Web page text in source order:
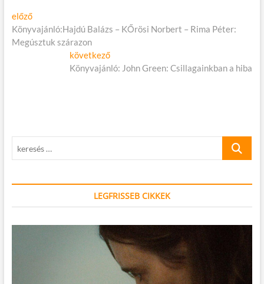
Bejegyzés
navigáció
előzőElőző
cikk:
Könyvajánló:Hajdú Balázs – KŐrösi Norbert – Rima Péter:
Megúsztuk szárazon
következőKövetkező
cikk:
Könyvajánló: John Green: Csillagainkban a hiba
keresés
LEGFRISSEB CIKKEK